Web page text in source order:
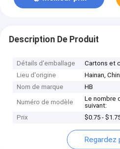
Description De Produit
Détails d'emballage
Cartons et
Lieu d'origine
Hainan,
Nom de marque
HB
Numéro de modèle
Le nombre
suivant:
Prix
$0.75 -
Regardez